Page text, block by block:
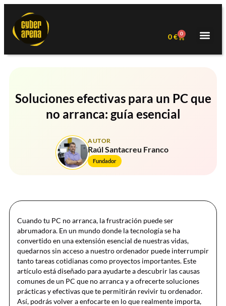
0€ 0
Soluciones efectivas para un PC que
no arranca: guía esencial
AUTOR
Raúl Santacreu Franco
Fundador
Cuando tu PC no arranca, la frustración puede ser
abrumadora. En un mundo donde la tecnología se ha
convertido en una extensión esencial de nuestras vidas,
quedarnos sin acceso a nuestro ordenador puede interrumpir
tanto tareas cotidianas como proyectos importantes. Este
artículo está diseñado para ayudarte a descubrir las causas
comunes de un PC que no arranca y a ofrecerte soluciones
prácticas y efectivas que te permitirán revivir tu ordenador.
Así, podrás volver a enfocarte en lo que realmente importa,